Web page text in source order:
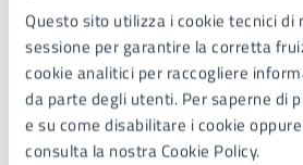
Questo sito utilizza i cookie tecnici di
sessione per garantire la corretta
cookie analitici per raccogliere
da parte degli utenti. Per saperne di
e su come disabilitare i cookie
consulta la nostra Cookie Policy.
Servizi Sociali
Via Gramsci 21,
20851